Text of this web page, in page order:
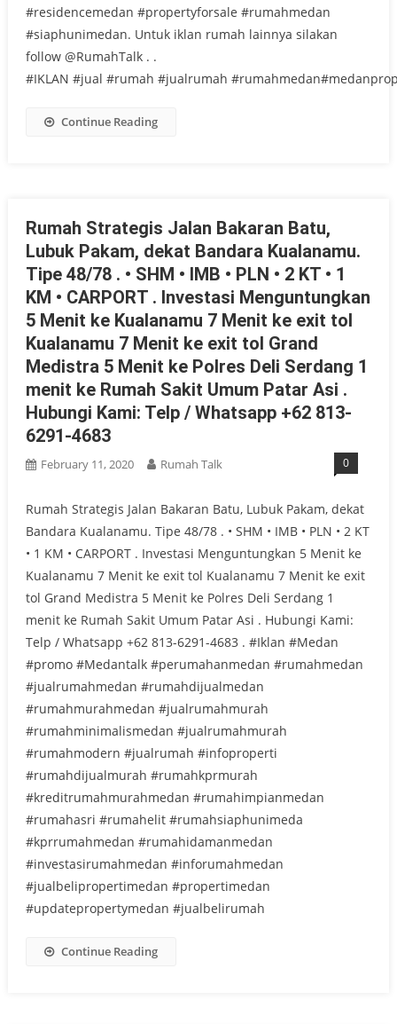
#residencemedan #propertyforsale #rumahmedan
#siaphunimedan. Untuk iklan rumah lainnya silakan
follow @RumahTalk . .
#IKLAN #jual #rumah #jualrumah
Continue Reading
Rumah Strategis Jalan Bakaran Batu,
Lubuk Pakam, dekat Bandara Kualanamu.
Tipe 48/78 . • SHM • IMB • PLN • 2 KT • 1
KM • CARPORT . Investasi Menguntungkan
5 Menit ke Kualanamu 7 Menit ke exit tol
Kualanamu 7 Menit ke exit tol Grand
Medistra 5 Menit ke Polres Deli Serdang 1
menit ke Rumah Sakit Umum Patar Asi .
Hubungi Kami: Telp / Whatsapp +62 813-
6291-4683
February 11, 2020 Rumah Talk 0
Rumah Strategis Jalan Bakaran Batu, Lubuk Pakam, dekat
Bandara Kualanamu. Tipe 48/78 . • SHM • IMB • PLN • 2 KT
• 1 KM • CARPORT . Investasi Menguntungkan 5 Menit ke
Kualanamu 7 Menit ke exit tol Kualanamu 7 Menit ke exit
tol Grand Medistra 5 Menit ke Polres Deli Serdang 1
menit ke Rumah Sakit Umum Patar Asi . Hubungi Kami:
Telp / Whatsapp +62 813-6291-4683 . #Iklan #Medan
#promo #Medantalk #perumahanmedan #rumahmedan
#jualrumahmedan #rumahdijualmedan
#rumahmurahmedan #jualrumahmurah
#rumahminimalismedan #jualrumahmurah
#rumahmodern #jualrumah #infoproperti
#rumahdijualmurah #rumahkprmurah
#kreditrumahmurahmedan #rumahimpianmedan
#rumahasri #rumahelit #rumahsiaphunimeda
#kprrumahmedan #rumahidamanmedan
#investasirumahmedan #inforumahmedan
#jualbelipropertimedan #propertimedan
#updatepropertymedan #jualbelirumah
Continue Reading